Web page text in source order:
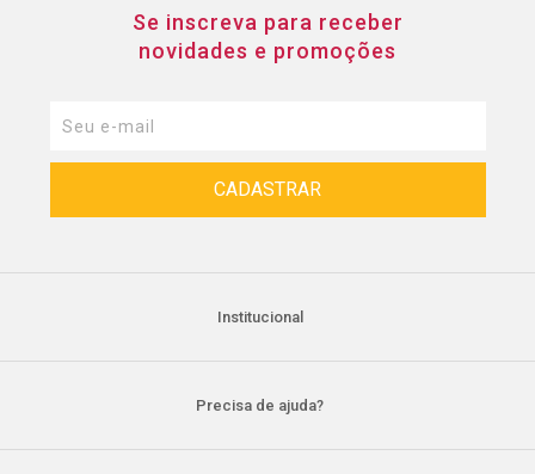
Se inscreva para receber
novidades e promoções
Institucional
Precisa de ajuda?